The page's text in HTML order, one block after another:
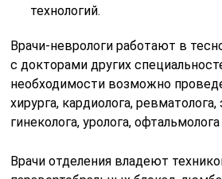
технологий.
Врачи-неврологи работают в
с докторами других
необходимости возможно
хирурга, кардиолога,
гинеколога, уролога,
Врачи отделения владеют